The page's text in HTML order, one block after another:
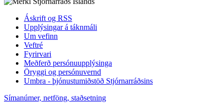
Áskrift og RSS
Upplýsingar á táknmáli
Um vefinn
Veftré
Fyrirvari
Meðferð persónuupplýsinga
Öryggi og persónuvernd
Umbra - þjónustumiðstöð Stjórnarráðsins
Símanúmer, netföng, staðsetning